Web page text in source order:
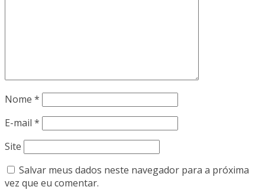
Nome *
E-mail *
Site
Salvar meus dados neste navegador para a próxima
vez que eu comentar.